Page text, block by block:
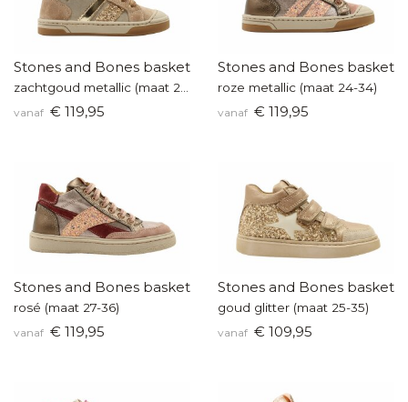
Stones and Bones basketters
vanaf € 119,95
Stones and Bones
roze metallic (maat 24-34)
vanaf € 119,95
Stones and Bones basketters
rosé (maat 27-36)
vanaf € 119,95
Stones and Bones
goud glitter (maat 25-35)
vanaf € 109,95